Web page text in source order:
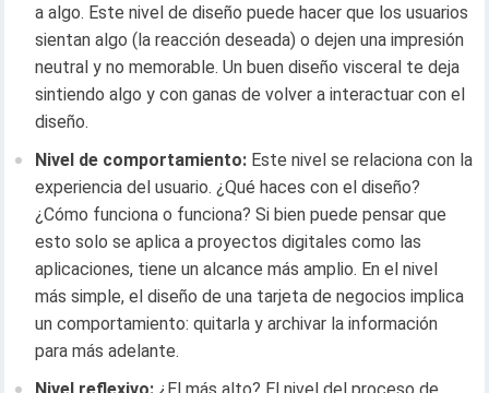
a algo. Este nivel de diseño puede hacer que los usuarios
sientan algo (la reacción deseada) o dejen una impresión
neutral y no memorable. Un buen diseño visceral te deja
sintiendo algo y con ganas de volver a interactuar con el
diseño.
Nivel de comportamiento: Este nivel se relaciona con la
experiencia del usuario. ¿Qué haces con el diseño?
¿Cómo funciona o funciona? Si bien puede pensar que
esto solo se aplica a proyectos digitales como las
aplicaciones, tiene un alcance más amplio. En el nivel
más simple, el diseño de una tarjeta de negocios implica
un comportamiento: quitarla y archivar la información
para más adelante.
Nivel reflexivo: ¿El más alto? El nivel del proceso de